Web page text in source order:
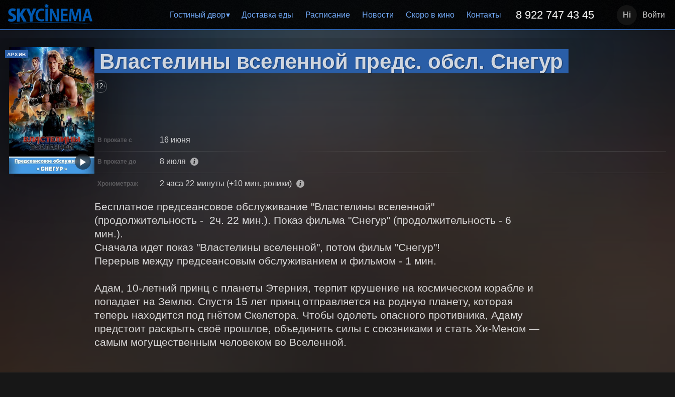
Гостиный двор Доставка еды Расписание Новости Скоро в кино Контакты 8 922 747 43 45 Войти
АРХИВ Властелины вселенной предс. обсл. Снегур
12+
В прокате с 16 июня
В прокате до 8 июля
Хронометраж 2 часа 22 минуты (+10 мин. ролики)
Бесплатное предсеансовое обслуживание "Властелины вселенной"
(продолжительность -  2ч. 22 мин.). Показ фильма "Снегур" (продолжительность - 6
мин.).
Сначала идет показ "Властелины вселенной", потом фильм "Снегур"!
Перерыв между предсеансовым обслуживанием и фильмом - 1 мин.
Адам, 10-летний принц с планеты Этерния, терпит крушение на космическом корабле и
попадает на Землю. Спустя 15 лет принц отправляется на родную планету, которая
теперь находится под гнётом Скелетора. Чтобы одолеть опасного противника, Адаму
предстоит раскрыть своё прошлое, объединить силы с союзниками и стать Хи-Меном —
самым могущественным человеком во Вселенной.